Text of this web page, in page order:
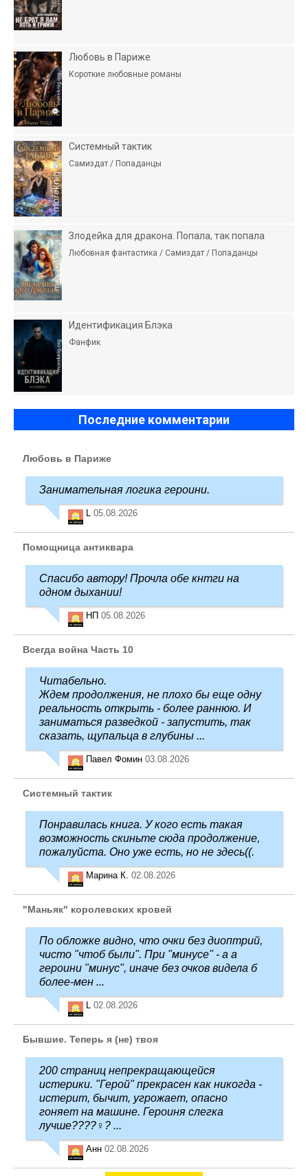
Любовь в Париже
Короткие любовные романы
Системный тактик
Самиздат / Попаданцы
Злодейка для дракона. Попала, так попала
Любовная фантастика / Самиздат / Попаданцы
Идентификация Блэка
Фанфик
Последние комментарии
Любовь в Париже
Занимательная логика героини.
L 05.08.2026
Помощница антиквара
Спасибо автору! Прочла обе кнтги на
одном дыхании!
НП 05.08.2026
Всегда война Часть 10
Читабельно.
Ждем продолжения, не плохо бы еще одну
реальность открыть - более раннюю. И
заниматься разведкой - запустить, так
сказать, щупальца в глубины ...
Павел Фомин 03.08.2026
Системный тактик
Понравилась книга. У кого есть такая
возможность скиньте сюда продолжение,
пожалуйста. Оно уже есть, но не здесь((.
Марина К. 02.08.2026
"Маньяк" королевских кровей
По обложке видно, что очки без диоптрий,
чисто "чтоб были". При "минусе" - а а
героини "минус", иначе без очков видела б
более-мен ...
L 02.08.2026
Бывшие. Теперь я (не) твоя
200 страниц непрекращающейся
истерики. "Герой" прекрасен как никогда -
истерит, бычит, угрожает, опасно
гоняет на машине. Героиня слегка
лучше????‍♀️? ...
Анн 02.08.2026